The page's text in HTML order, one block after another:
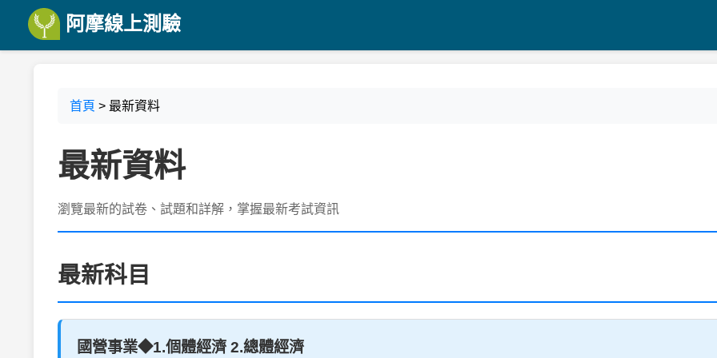
阿摩線上測驗
首頁 > 最新資料
最新資料
瀏覽最新的試卷、試題和詳解，掌握最新考試資訊
最新科目
國營事業◆1.個體經濟 2.總體經濟